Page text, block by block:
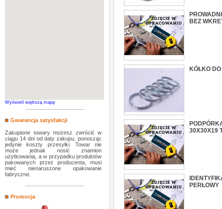
Wyświetl większą mapę
Gwarancja satysfakcji
Zakupione towary możesz zwrócić w
ciągu 14 dni od daty zakupu, ponosząc
jedynie koszty przesyłki. Towar nie
może jednak nosić znamion
użytkowania, a w przypadku produktów
pakowanych przez producenta, musi
mieć nienaruszone opakowanie
fabryczne.
Promocja
BEZ
KÓŁKO
30X30X19
PERŁOWY